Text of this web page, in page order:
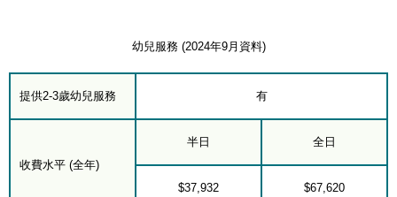
幼兒服務 (2024年9月資料)
提供2-3歲幼兒服務 有
收費水平 (全年)
半日 全日
$37,932 $67,620